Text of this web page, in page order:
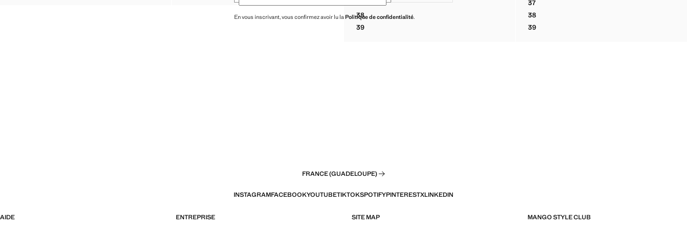
BOTTINES À FRANGES CUIR
38BOTTINES À FRANGES CUIR
39BOTTINES À FRANGES CUIR
37BOTTINES SUÈDE IMITATION FOURRURE
38BOTTINES SUÈDE IMITATION FOURRURE
39BOTTINES SUÈDE IMITATION FOURRURE
En vous inscrivant, vous confirmez avoir lu laPolitique de confidentialité.
FRANCE (GUADELOUPE)
INSTAGRAMFACEBOOKYOUTUBETIKTOKSPOTIFYPINTERESTXLINKEDIN
AIDE ENTREPRISE SITE MAP MANGO STYLE CLUB